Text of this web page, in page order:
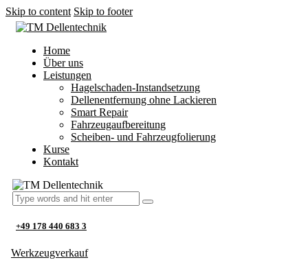
Skip to content Skip to footer
Home
Über uns
Leistungen
Hagelschaden-Instandsetzung
Dellenentfernung ohne Lackieren
Smart Repair
Fahrzeugaufbereitung
Scheiben- und Fahrzeugfolierung
Kurse
Kontakt
+49 178 440 683 3
Werkzeugverkauf